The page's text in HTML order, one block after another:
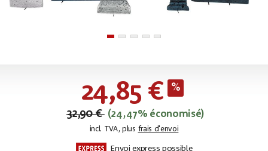
24,85 €
32,90 € (24,47% économisé)
incl. TVA, plus frais d'envoi
Envoi express possible